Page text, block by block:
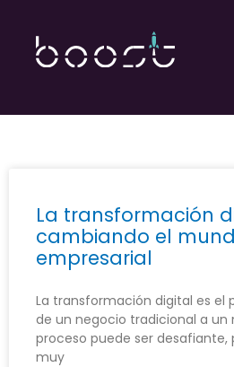
contenido
La transformación
cambiando el
empresarial
La transformación digital es el
de un negocio tradicional a un
proceso puede ser desafiante,
muy